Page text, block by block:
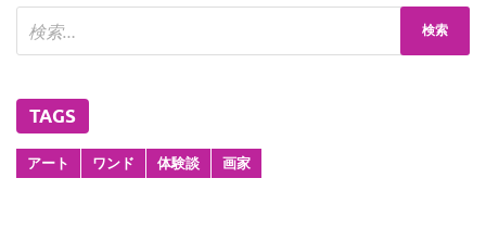
TAGS
アート ワンド 体験談 画家